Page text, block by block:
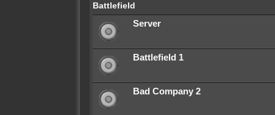
Battlefield
Server
Battlefield 1
Bad Company 2